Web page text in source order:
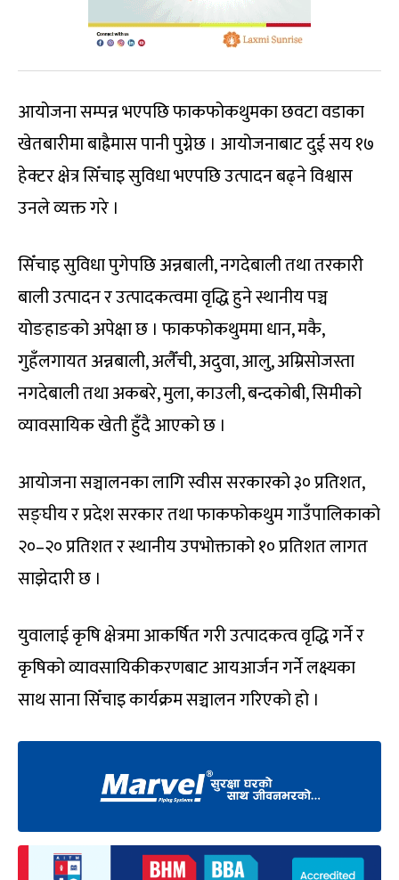
आयोजना सम्पन्न भएपछि फाकफोकथुमका छवटा वडाका
खेतबारीमा बाह्रैमास पानी पुग्नेछ । आयोजनाबाट दुई सय १७
हेक्टर क्षेत्र सिँचाइ सुविधा भएपछि उत्पादन बढ्ने विश्वास
उनले व्यक्त गरे ।
सिँचाइ सुविधा पुगेपछि अन्नबाली, नगदेबाली तथा तरकारी
बाली उत्पादन र उत्पादकत्वमा वृद्धि हुने स्थानीय पञ्च
योङहाङको अपेक्षा छ । फाकफोकथुममा धान, मकै,
गुहँलगायत अन्नबाली, अलैँची, अदुवा, आलु, अम्रिसोजस्ता
नगदेबाली तथा अकबरे, मुला, काउली, बन्दकोबी, सिमीको
व्यावसायिक खेती हुँदै आएको छ ।
आयोजना सञ्चालनका लागि स्वीस सरकारको ३० प्रतिशत,
सङ्घीय र प्रदेश सरकार तथा फाकफोकथुम गाउँपालिकाको
२०–२० प्रतिशत र स्थानीय उपभोक्ताको १० प्रतिशत लागत
साझेदारी छ ।
युवालाई कृषि क्षेत्रमा आकर्षित गरी उत्पादकत्व वृद्धि गर्ने र
कृषिको व्यावसायिकीकरणबाट आयआर्जन गर्ने लक्ष्यका
साथ साना सिँचाइ कार्यक्रम सञ्चालन गरिएको हो ।